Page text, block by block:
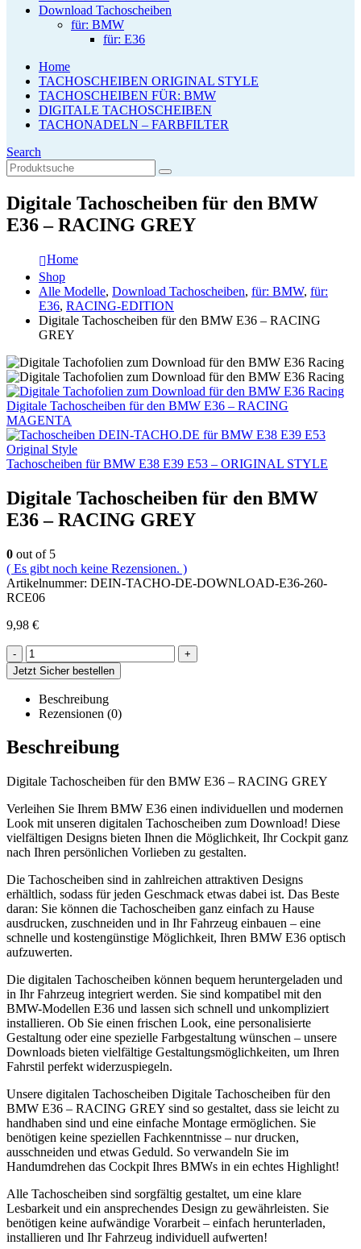
Download Tachoscheiben
für: BMW
für: E36
Home
TACHOSCHEIBEN ORIGINAL STYLE
TACHOSCHEIBEN FÜR: BMW
DIGITALE TACHOSCHEIBEN
TACHONADELN – FARBFILTER
Search
Digitale Tachoscheiben für den BMW
E36 – RACING GREY
Home
Shop
Alle Modelle, Download Tachoscheiben, für: BMW, für:
E36, RACING-EDITION
Digitale Tachoscheiben für den BMW E36 – RACING
GREY
Digitale Tachoscheiben für den BMW E36 – RACING
MAGENTA
Tachoscheiben für BMW E38 E39 E53 – ORIGINAL STYLE
Digitale Tachoscheiben für den BMW
E36 – RACING GREY
0 out of 5
( Es gibt noch keine Rezensionen. )
Artikelnummer: DEIN-TACHO-DE-DOWNLOAD-E36-260-
RCE06
9,98 €
-
+
Jetzt Sicher bestellen
Beschreibung
Rezensionen (0)
Beschreibung
Digitale Tachoscheiben für den BMW E36 – RACING GREY
Verleihen Sie Ihrem BMW E36 einen individuellen und modernen
Look mit unseren digitalen Tachoscheiben zum Download! Diese
vielfältigen Designs bieten Ihnen die Möglichkeit, Ihr Cockpit ganz
nach Ihren persönlichen Vorlieben zu gestalten.
Die Tachoscheiben sind in zahlreichen attraktiven Designs
erhältlich, sodass für jeden Geschmack etwas dabei ist. Das Beste
daran: Sie können die Tachoscheiben ganz einfach zu Hause
ausdrucken, zuschneiden und in Ihr Fahrzeug einbauen – eine
schnelle und kostengünstige Möglichkeit, Ihren BMW E36 optisch
aufzuwerten.
Die digitalen Tachoscheiben können bequem heruntergeladen und
in Ihr Fahrzeug integriert werden. Sie sind kompatibel mit den
BMW-Modellen E36 und lassen sich schnell und unkompliziert
installieren. Ob Sie einen frischen Look, eine personalisierte
Gestaltung oder eine spezielle Farbgestaltung wünschen – unsere
Downloads bieten vielfältige Gestaltungsmöglichkeiten, um Ihren
Fahrstil perfekt widerzuspiegeln.
Unsere digitalen Tachoscheiben Digitale Tachoscheiben für den
BMW E36 – RACING GREY sind so gestaltet, dass sie leicht zu
handhaben sind und eine einfache Montage ermöglichen. Sie
benötigen keine speziellen Fachkenntnisse – nur drucken,
ausschneiden und etwas Geduld. So verwandeln Sie im
Handumdrehen das Cockpit Ihres BMWs in ein echtes Highlight!
Alle Tachoscheiben sind sorgfältig gestaltet, um eine klare
Lesbarkeit und ein ansprechendes Design zu gewährleisten. Sie
benötigen keine aufwändige Vorarbeit – einfach herunterladen,
installieren und Ihr Fahrzeug individuell aufwerten!